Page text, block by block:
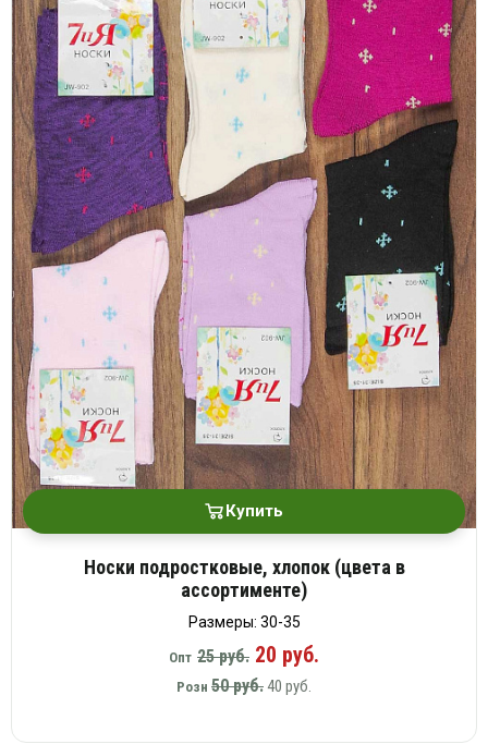
Купить
Носки подростковые, хлопок (цвета в
ассортименте)
Размеры: 30-35
Опт 25 руб. 20 руб.
Розн 50 руб.40 руб.